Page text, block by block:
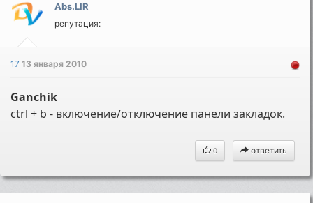
Abs.LIR
репутация:
1713 января 2010
Ganchik
ctrl + b - включение/отключение панели закладок.
0 ответить